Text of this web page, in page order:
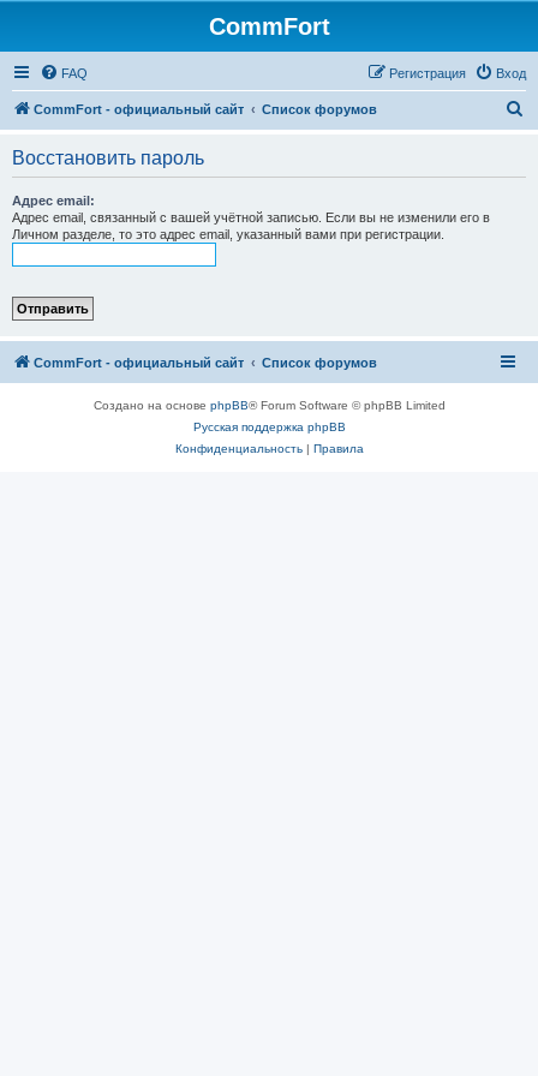
CommFort
FAQ Вход
Регистрация
CommFort - официальный сайт Список форумов
Восстановить пароль
Адрес email:
Адрес email, связанный с вашей учётной записью. Если вы не изменили его в
Личном разделе, то это адрес email, указанный вами при регистрации.
CommFort - официальный сайт Список форумов
Создано на основе phpBB® Forum Software © phpBB Limited
Русская поддержка phpBB
Конфиденциальность| Правила